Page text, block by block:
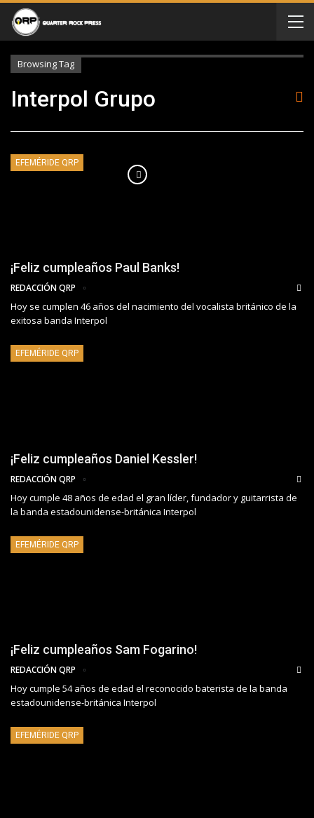
Browsing Tag
Interpol Grupo
EFEMÉRIDE QRP
¡Feliz cumpleaños Paul Banks!
REDACCIÓN QRP
Hoy se cumplen 46 años del nacimiento del vocalista británico de la
exitosa banda Interpol
EFEMÉRIDE QRP
¡Feliz cumpleaños Daniel Kessler!
REDACCIÓN QRP
Hoy cumple 48 años de edad el gran líder, fundador y guitarrista de
la banda estadounidense-británica Interpol
EFEMÉRIDE QRP
¡Feliz cumpleaños Sam Fogarino!
REDACCIÓN QRP
Hoy cumple 54 años de edad el reconocido baterista de la banda
estadounidense-británica Interpol
EFEMÉRIDE QRP